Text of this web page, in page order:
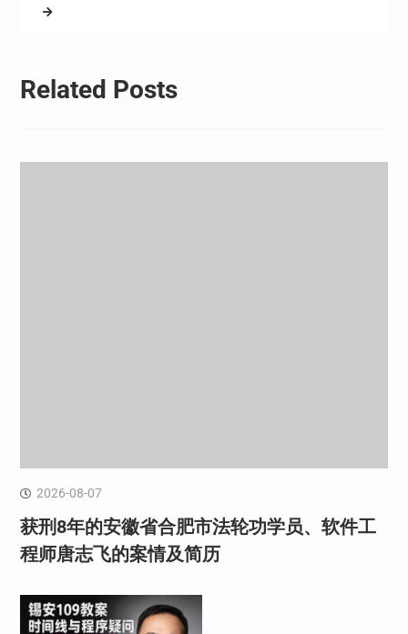
Related Posts
2026-08-07
获刑8年的安徽省合肥市法轮功学员、软件工
程师唐志飞的案情及简历